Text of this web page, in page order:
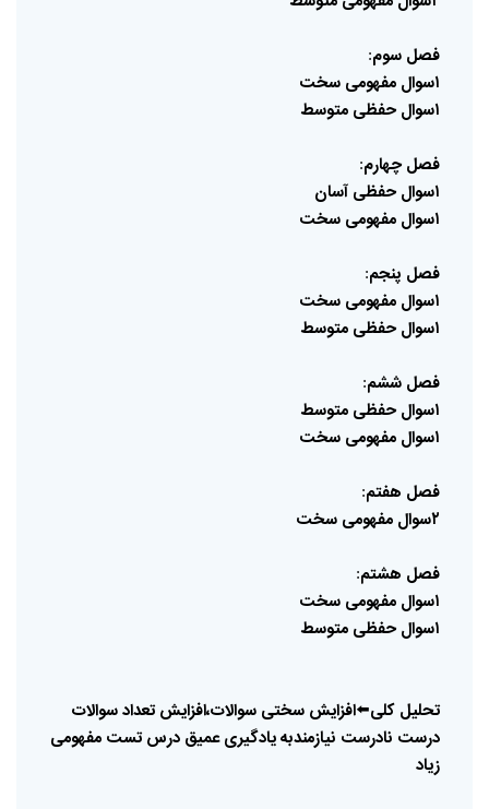
فصل سوم:
۱سوال مفهومی سخت
۱سوال
حفظی متوسط
فصل چهارم:
۱سوال حفظی آسان
۱سوال
مفهومی سخت
فصل پنجم:
۱سوال مفهومی سخت
۱سوال
حفظی متوسط
فصل ششم:
۱سوال حفظی متوسط
۱سوال
مفهومی سخت
فصل هفتم:
۲سوال مفهومی سخت
فصل هشتم:
۱سوال مفهومی سخت
۱سوال
حفظی متوسط
تحلیل کلی⬅️افزایش سختی سوالات،افزایش تعدادسوالات
درست نادرست نیازمندبهیادگیری عمیق درس تست مفهومی
زیاد